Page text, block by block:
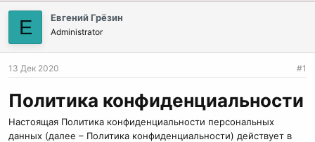
Е Евгений Грёзин
Administrator
13 Дек 2020 #1
Политика конфиденциальности
Настоящая Политика конфиденциальности персональных
данных (далее – Политика конфиденциальности) действует в